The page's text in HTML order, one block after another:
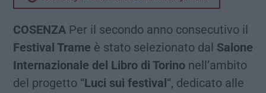
COSENZA Per il secondo anno consecutivo il
Festival Trame è stato selezionato dal Salone
Internazionale del Libro di Torino nell’ambito
del progetto “Luci sui festival“, dedicato alle